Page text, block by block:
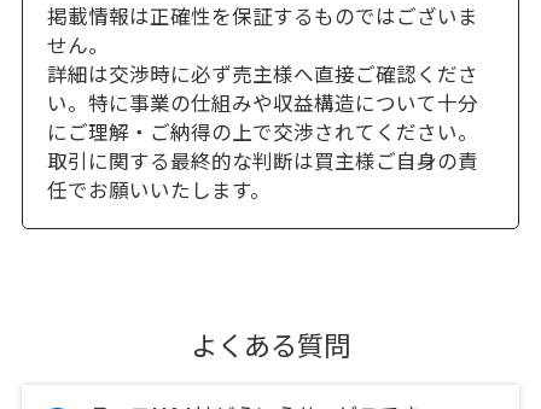
掲載情報は正確性を保証するものではございま
せん。
詳細は交渉時に必ず売主様へ直接ご確認くださ
い。特に事業の仕組みや収益構造について十分
にご理解・ご納得の上で交渉されてください。
取引に関する最終的な判断は買主様ご自身の責
任でお願いいたします。
よくある質問